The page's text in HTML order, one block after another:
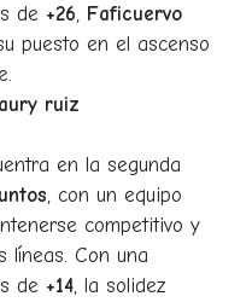
de +26, Faficuervo
puesto en el ascenso
ruiz
en la segunda
, con un equipo
competitivo y
líneas. Con una
de +14, la solidez